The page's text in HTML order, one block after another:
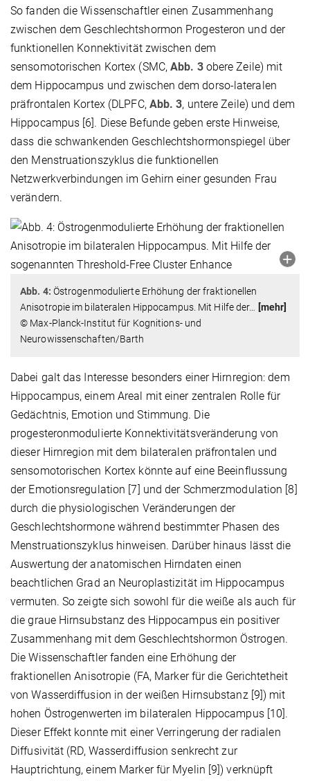
So fanden die Wissenschaftler einen Zusammenhang
zwischen dem Geschlechtshormon Progesteron und der
funktionellen Konnektivität zwischen dem
sensomotorischen Kortex (SMC,Abb. 3obere Zeile) mit
dem Hippocampus und zwischen dem dorso-lateralen
präfrontalen Kortex (DLPFC, Abb. 3, untere Zeile) und dem
Hippocampus [6]. Diese Befunde geben erste Hinweise,
dass die schwankenden Geschlechtshormonspiegel über
den Menstruationszyklus die funktionellen
Netzwerkverbindungen im Gehirn einer gesunden Frau
verändern.
Abb. 4: Östrogenmodulierte Erhöhung der fraktionellen
Anisotropie im bilateralen Hippocampus. Mit Hilfe der… [mehr]
© Max-Planck-Institut für Kognitions- und
Neurowissenschaften/Barth
Dabei galt das Interesse besonders einer Hirnregion: dem
Hippocampus, einem Areal mit einer zentralen Rolle für
Gedächtnis, Emotion und Stimmung. Die
progesteronmodulierte Konnektivitätsveränderung von
dieser Hirnregion mit dem bilateralen präfrontalen und
sensomotorischen Kortex könnte auf eine Beeinflussung
der Emotionsregulation [7] und der Schmerzmodulation [8]
durch die physiologischen Veränderungen der
Geschlechtshormone während bestimmter Phasen des
Menstruationszyklus hinweisen. Darüber hinaus lässt die
Auswertung der anatomischen Hirndaten einen
beachtlichen Grad an Neuroplastizität im Hippocampus
vermuten. So zeigte sich sowohl für die weiße als auch für
die graue Hirnsubstanz des Hippocampus ein positiver
Zusammenhang mit dem Geschlechtshormon Östrogen.
Die Wissenschaftler fanden eine Erhöhung der
fraktionellen Anisotropie (FA, Marker für die Gerichtetheit
von Wasserdiffusion in der weißen Hirnsubstanz [9]) mit
hohen Östrogenwerten im bilateralen Hippocampus [10].
Dieser Effekt konnte mit einer Verringerung der radialen
Diffusivität (RD, Wasserdiffusion senkrecht zur
Hauptrichtung, einem Marker für Myelin [9]) verknüpft